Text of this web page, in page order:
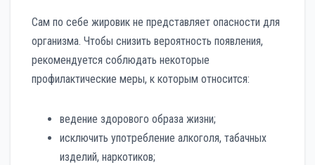
Сам по себе жировик не представляет опасности для
организма. Чтобы снизить вероятность появления,
рекомендуется соблюдать некоторые
профилактические меры, к которым относится:
ведение здорового образа жизни;
исключить употребление алкоголя, табачных
изделий, наркотиков;